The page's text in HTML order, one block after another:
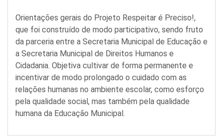
Orientações gerais do Projeto Respeitar é Preciso!,
que foi construído de modo participativo, sendo fruto
da parceria entre a Secretaria Municipal de Educação e
a Secretaria Municipal de Direitos Humanos e
Cidadania. Objetiva cultivar de forma permanente e
incentivar de modo prolongado o cuidado com as
relações humanas no ambiente escolar, como esforço
pela qualidade social, mas também pela qualidade
humana da Educação Municipal.